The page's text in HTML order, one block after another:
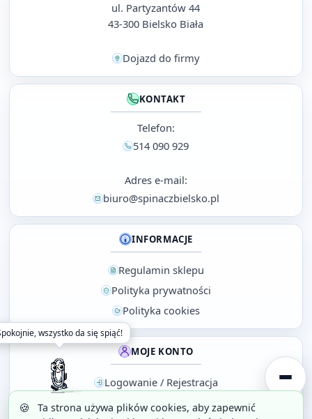
ul. Partyzantów 44
43-300 Bielsko Biała
Dojazd do firmy
KONTAKT
Telefon:
514 090 929
Adres e-mail:
biuro@spinaczbielsko.pl
INFORMACJE
Regulamin sklepu
Polityka prywatności
Polityka cookies
MOJE KONTO
Logowanie / Rejestracja
Koszyk
wszystko da się spiąć!
🍪
Ta strona używa plików cookies, aby zapewnić